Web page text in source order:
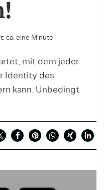
ca. eine Minute
mit dem jeder
Identity des
kann. Unbedingt